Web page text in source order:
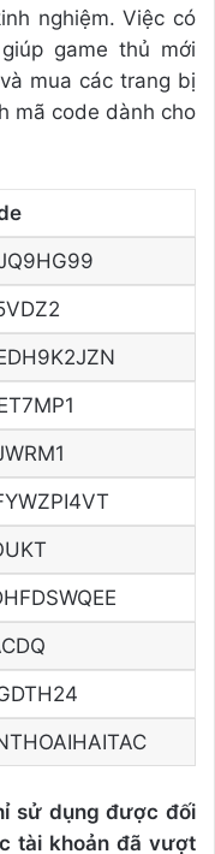
nghiệm. Việc có
game thủ mới
mua các trang bị
mã code dành cho
sử dụng được đối
tài khoản đã vượt